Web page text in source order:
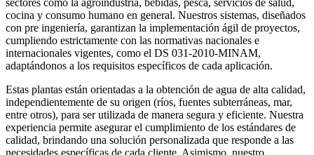
sectores como la agroindustria, bebidas, pesca, servicios de salud,
cocina y consumo humano en general. Nuestros sistemas, diseñados
con pre ingeniería, garantizan la implementación ágil de proyectos,
cumpliendo estrictamente con las normativas nacionales e
internacionales vigentes, como el DS 031-2010-MINAM,
adaptándonos a los requisitos específicos de cada aplicación.
Estas plantas están orientadas a la obtención de agua de alta calidad,
independientemente de su origen (ríos, fuentes subterráneas, mar,
entre otros), para ser utilizada de manera segura y eficiente. Nuestra
experiencia permite asegurar el cumplimiento de los estándares de
calidad, brindando una solución personalizada que responde a las